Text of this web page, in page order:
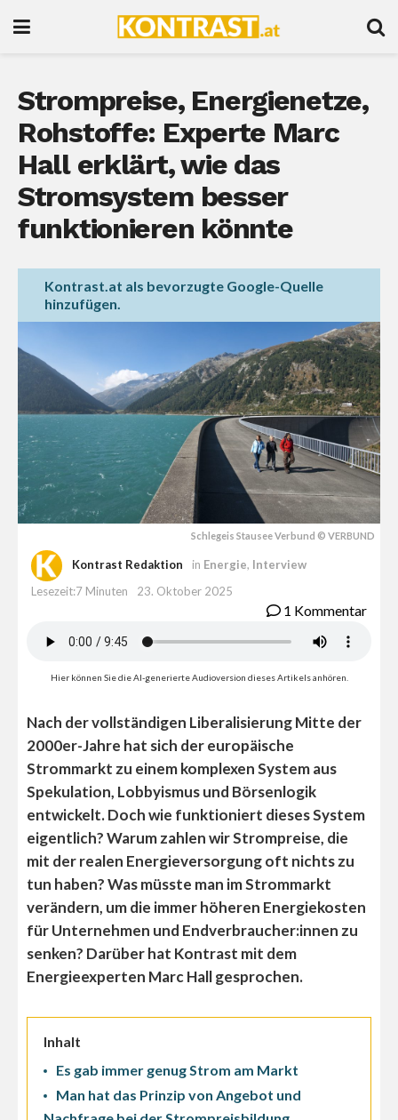
Strompreise, Energienetze,
Rohstoffe: Experte Marc
Hall erklärt, wie das
Stromsystem besser
funktionieren könnte
Kontrast.at als bevorzugte Google-Quelle
hinzufügen.
Schlegeis Stausee Verbund © VERBUND
Kontrast Redaktion in Energie, Interview
Lesezeit:7 Minuten
23. Oktober 2025
1 Kommentar
Hier können Sie die AI-generierte Audioversion dieses Artikels anhören.
Nach der vollständigen Liberalisierung Mitte der
2000er-Jahre hat sich der europäische
Strommarkt zu einem komplexen System aus
Spekulation, Lobbyismus und Börsenlogik
entwickelt. Doch wie funktioniert dieses System
eigentlich? Warum zahlen wir Strompreise, die
mit der realen Energieversorgung oft nichts zu
tun haben? Was müsste man im Strommarkt
verändern, um die immer höheren Energiekosten
für Unternehmen und Endverbraucher:innen zu
senken? Darüber hat Kontrast mit dem
Energieexperten Marc Hall gesprochen.
Inhalt
Es gab immer genug Strom am Markt
Man hat das Prinzip von Angebot und